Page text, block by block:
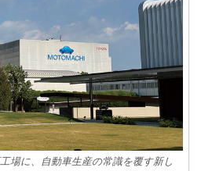
場に、自動車生産の常識を覆す新し